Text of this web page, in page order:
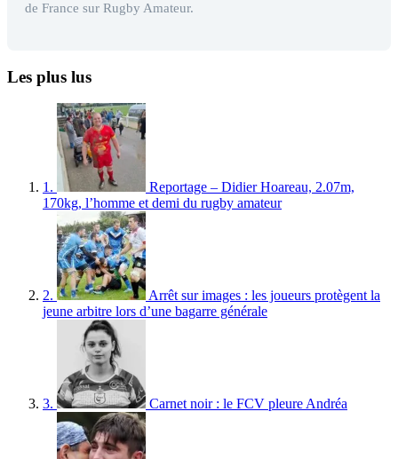
de France sur Rugby Amateur.
Les plus lus
1.
Reportage – Didier Hoareau, 2.07m,
170kg, l’homme et demi du rugby amateur
2.
Arrêt sur images : les joueurs protègent la
jeune arbitre lors d’une bagarre générale
3. Carnet noir : le FCV pleure Andréa